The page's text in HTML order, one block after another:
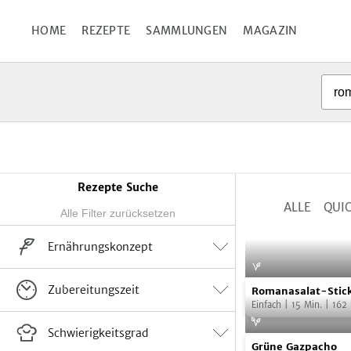
Diese Webseite
HOME REZEPTE SAMMLUNGEN MAGAZIN
Rezepte Suche
Ergebnisse
eingrenzen
Ernährungskonzept
Vegan Vegetarisch Flexitarisch
Rohkost
Zubereitungszeit
keine Angabe
Schwierigkeitsgrad
Einfach 28
Winter 0
Snacks
ALLE
Romanasalat-
Sticks
Romanasalat-
Einfach| 15 Min.| 162
Grüne
Grüne Gazpacho